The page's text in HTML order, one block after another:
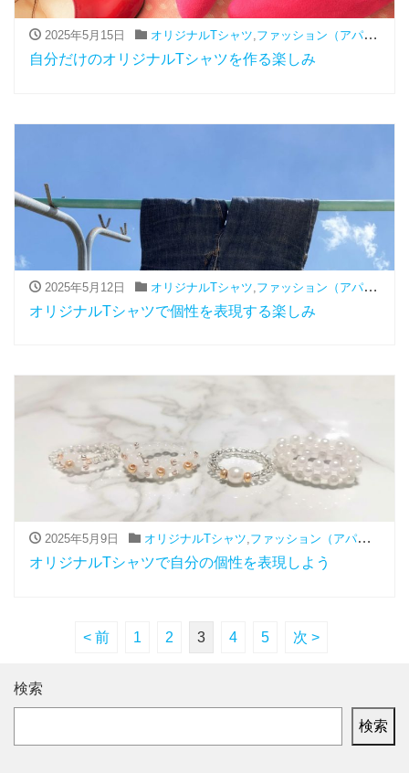
2025年5月15日 オリジナルTシャツ,ファッション（アパレル関連）
自分だけのオリジナルTシャツを作る楽しみ
2025年5月12日 オリジナルTシャツ ファッション（アパレル関連）
オリジナルTシャツで個性を表現する楽しみ
2025年5月9日 オリジナルTシャツ,ファッション（アパレル関連）
オリジナルTシャツで自分の個性を表現しよう
< 前 1 2 3 4 5 次 >
検索
検索